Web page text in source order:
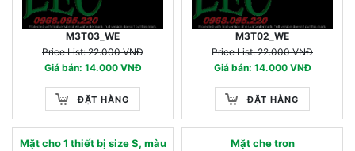
M3T03_WE
Price List: 22.000 VNĐ
Giá bán: 14.000 VNĐ
ĐẶT HÀNG
M3T02_WE
Price List: 22.000 VNĐ
Giá bán: 14.000 VNĐ
ĐẶT HÀNG
Mặt cho 1 thiết bị size S, màu
Mặt che trơn